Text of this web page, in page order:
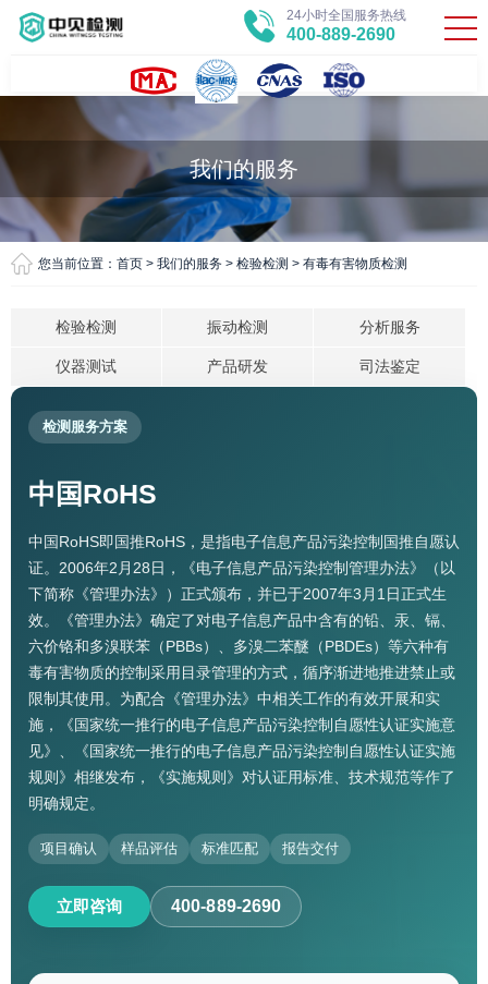
24小时全国服务热线
400-889-2690
我们的服务
您当前位置： 首页 > 我们的服务 > 检验检测 > 有毒有害物质检测
检验检测 振动检测 分析服务
仪器测试 产品研发 司法鉴定
检测服务方案
中国RoHS
中国RoHS即国推RoHS，是指电子信息产品污染控制国推自愿认
证。2006年2月28日，《电子信息产品污染控制管理办法》（以
下简称《管理办法》）正式颁布，并已于2007年3月1日正式生
效。《管理办法》确定了对电子信息产品中含有的铅、汞、镉、
六价铬和多溴联苯（PBBs）、多溴二苯醚（PBDEs）等六种有
毒有害物质的控制采用目录管理的方式，循序渐进地推进禁止或
限制其使用。为配合《管理办法》中相关工作的有效开展和实
施，《国家统一推行的电子信息产品污染控制自愿性认证实施意
见》、《国家统一推行的电子信息产品污染控制自愿性认证实施
规则》相继发布，《实施规则》对认证用标准、技术规范等作了
明确规定。
项目确认 样品评估 标准匹配 报告交付
立即咨询 400-889-2690